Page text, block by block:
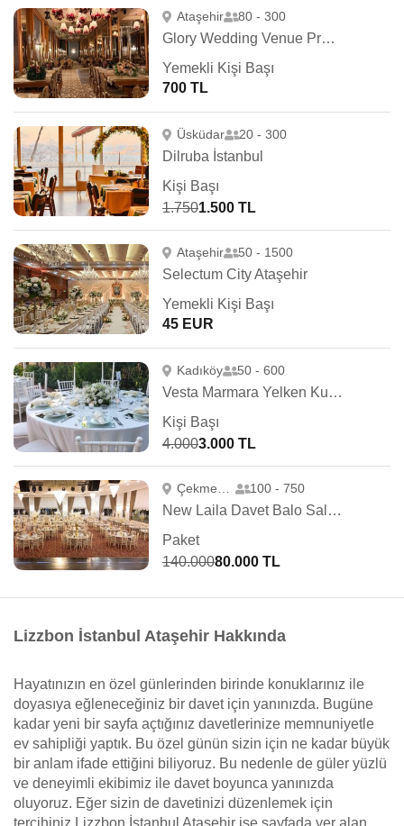
Ataşehir 80 - 300
Glory Wedding Venue Premium
Yemekli Kişi Başı
700 TL
Üsküdar 20 - 300
Dilruba İstanbul
Kişi Başı
1.7501.500 TL
Ataşehir 50 - 1500
Selectum City Ataşehir
Yemekli Kişi Başı
45 EUR
Kadıköy 50 - 600
Vesta Marmara Yelken Kulübü
Kişi Başı
4.0003.000 TL
100 - 750
New Laila Davet Balo Salonu
Paket
140.00080.000 TL
Lizzbon İstanbul Ataşehir Hakkında
Hayatınızın en özel günlerinden birinde konuklarınız ile
doyasıya eğleneceğiniz bir davet için yanınızda. Bugüne
kadar yeni bir sayfa açtığınız davetlerinize memnuniyetle
ev sahipliği yaptık. Bu özel günün sizin için ne kadar büyük
bir anlam ifade ettiğini biliyoruz. Bu nedenle de güler yüzlü
ve deneyimli ekibimiz ile davet boyunca yanınızda
oluyoruz. Eğer sizin de davetinizi düzenlemek için
tercihiniz Lizzbon İstanbul Ataşehir ise sayfada yer alan